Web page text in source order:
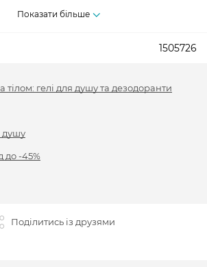
Показати більше
1505726
тілом: гелі для душу та дезодоранти
душу
до -45%
Поділитись із друзями